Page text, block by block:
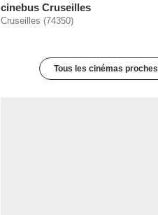
cinebus Cruseilles
Cruseilles (74350)
Tous les cinémas proches